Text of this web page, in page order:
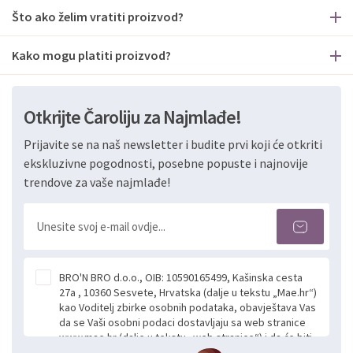
Što ako želim vratiti proizvod?
Kako mogu platiti proizvod?
Otkrijte Čaroliju za Najmlađe!
Prijavite se na naš newsletter i budite prvi koji će otkriti
ekskluzivne pogodnosti, posebne popuste i najnovije
trendove za vaše najmlađe!
BRO'N BRO d.o.o., OIB: 10590165499, Kašinska cesta
27a , 10360 Sesvete, Hrvatska (dalje u tekstu „Mae.hr“)
kao Voditelj zbirke osobnih podataka, obavještava Vas
da se Vaši osobni podaci dostavljaju sa web stranice
www.mae.hr (dalje u tekstu „web stranice“) i da će biti